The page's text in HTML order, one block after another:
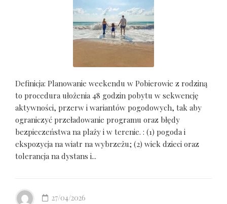
Definicja: Planowanie weekendu w Pobierowie z rodziną
to procedura ułożenia 48 godzin pobytu w sekwencję
aktywności, przerw i wariantów pogodowych, tak aby
ograniczyć przeładowanie programu oraz błędy
bezpieczeństwa na plaży i w terenie. : (1) pogoda i
ekspozycja na wiatr na wybrzeżu; (2) wiek dzieci oraz
tolerancja na dystans i...
27/04/2026